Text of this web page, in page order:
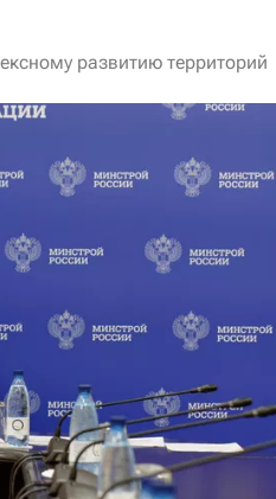
развитию территорий